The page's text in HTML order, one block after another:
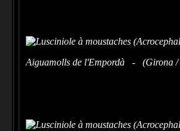
Aiguamolls de l'Empordà - (Girona /